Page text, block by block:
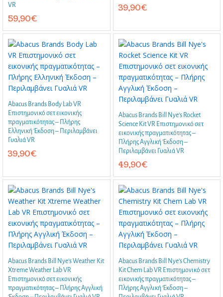
VR
59,90€
39,90€
Abacus Brands Body Lab VR
Επιστημονικό σετ εικονικής
πραγματικότητας – Πλήρης
Ελληνική Έκδοση – Περιλαμβάνει
Γυαλιά VR
39,90€
Abacus Brands Bill Nye’s Rocket
Science Kit VR Επιστημονικό σετ
εικονικής πραγματικότητας –
Πλήρης Αγγλική Έκδοση –
Περιλαμβάνει Γυαλιά VR
49,90€
Abacus Brands Bill Nye’s Weather Kit
Xtreme Weather Lab VR
Επιστημονικό σετ εικονικής
πραγματικότητας – Πλήρης Αγγλική
Abacus Brands Bill Nye’s Chemistry
Kit Chem Lab VR Επιστημονικό σετ
εικονικής πραγματικότητας –
Πλήρης Αγγλική Έκδοση –